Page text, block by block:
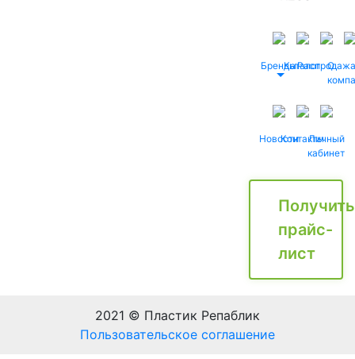
БрендыКаталог
Распродажа
О
НовостиКонтактыЛичный
кабинет
Получить
прайс-
лист
2021 © Пластик Репаблик
Пользовательское соглашение